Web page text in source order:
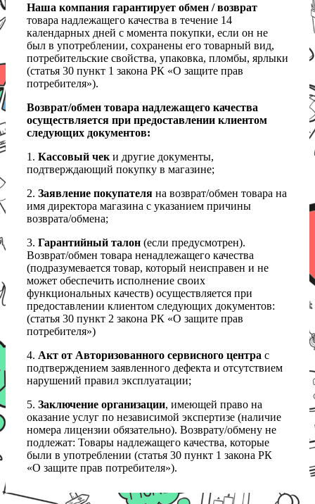
Наша компания гарантирует обмен / возврат
товара надлежащего качества в течение 14
календарных дней с момента покупки, если он не
был в употреблении, сохранены его товарный вид,
потребительские свойства, упаковка, пломбы, ярлыки
(статья 30 пункт 1 закона РК «О защите прав
потребителя»).
Возврат/обмен товара надлежащего качества
осуществляется при предоставлении клиентом
следующих документов:
1. Кассовый чеки другие документы,
подтверждающий покупку в магазине;
2. Заявление покупателя на возврат/обмен товара на
имя директора магазина с указанием причины
возврата/обмена;
3. Гарантийный талон (если предусмотрен).
Возврат/обмен товара ненадлежащего качества
(подразумевается товар, который неисправен и не
может обеспечить исполнение своих
функциональных качеств) осуществляется при
предоставлении клиентом следующих документов:
(статья 30 пункт 2 закона РК «О защите прав
потребителя»)
4. Акт от Авторизованного сервисного центра с
подтверждением заявленного дефекта и отсутствием
нарушений правил эксплуатации;
5. Заключение организации, имеющей право на
оказание услуг по независимой экспертизе (наличие
номера лицензии обязательно). Возврату/обмену не
подлежат: Товары надлежащего качества, которые
были в употреблении (статья 30 пункт 1 закона РК
«О защите прав потребителя»).